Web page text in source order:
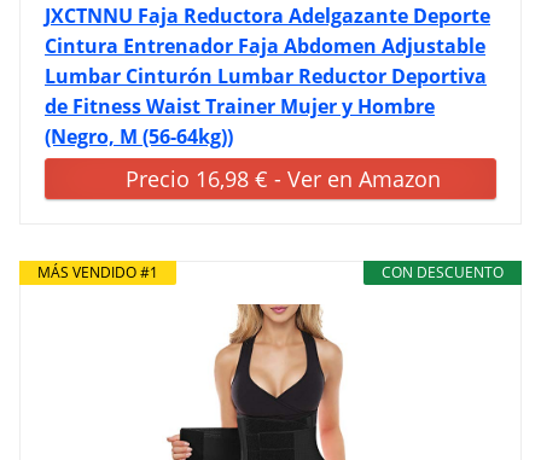
JXCTNNU Faja Reductora Adelgazante Deporte
Cintura Entrenador Faja Abdomen Adjustable
Lumbar Cinturón Lumbar Reductor Deportiva
de Fitness Waist Trainer Mujer y Hombre
(Negro, M (56-64kg))
Precio 16,98 € - Ver en Amazon
CON DESCUENTO
MÁS VENDIDO #1